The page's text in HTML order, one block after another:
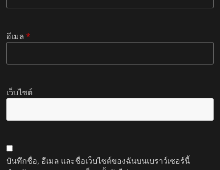
อีเมล*
เว็บไซต์
บันทึกชื่อ, อีเมล และชื่อเว็บไซต์ของฉันบนเบราว์เซอร์นี้